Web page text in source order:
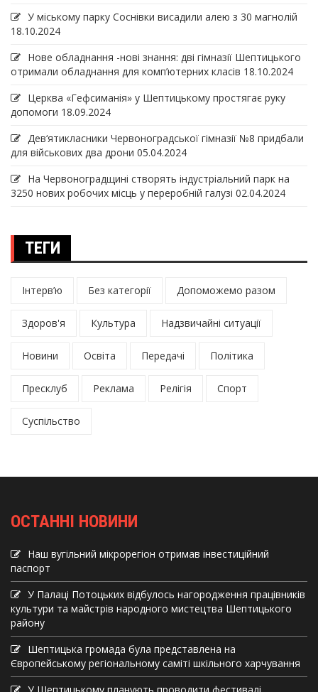
У міському парку Соснівки висадили алею з 30 магнолій
18.10.2024
Нове обладнання -нові знання: дві гімназії Шептицького
отримали обладнання для комп’ютерних класів 18.10.2024
Церква «Гефсиманія» у Шептицькому простягає руку
допомоги 18.09.2024
Дев‘ятикласники Червоноградської гімназії №8 придбали
для військових два дрони 05.04.2024
На Червоноградщині створять індустріальний парк на
3250 нових робочих місць у переробній галузі 02.04.2024
ТЕГИ
Інтерв’ю Без категорії Допоможемо разом
Здоров'я Культура Надзвичайні ситуації
Новини Освіта Передачі Політика
Пресклуб Реклама Релігія Спорт
Суспільство
ОСТАННІ НОВИНИ
Наш вугільний мікрорегіон отримав інвеcтиційний
паспорт
У Палаці Потоцьких відбулось нагородження працівників
культури та майстрів народного мистецтва Шептицького
району
Шептицька громада була представлена на
Європейському регіональному саміті шкільного харчування